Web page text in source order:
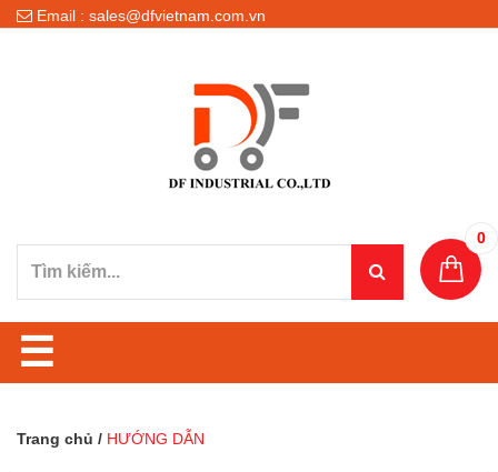
Email : sales@dfvietnam.com.vn
0
☰
Trang chủ / HƯỚNG DẪN